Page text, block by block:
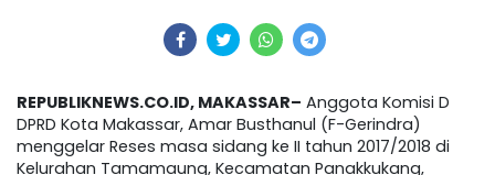
REPUBLIKNEWS.CO.ID, MAKASSAR– Anggota Komisi D
DPRD Kota Makassar, Amar Busthanul (F-Gerindra)
menggelar Reses masa sidang ke II tahun 2017/2018 di
Kelurahan Tamamaung, Kecamatan Panakkukang,